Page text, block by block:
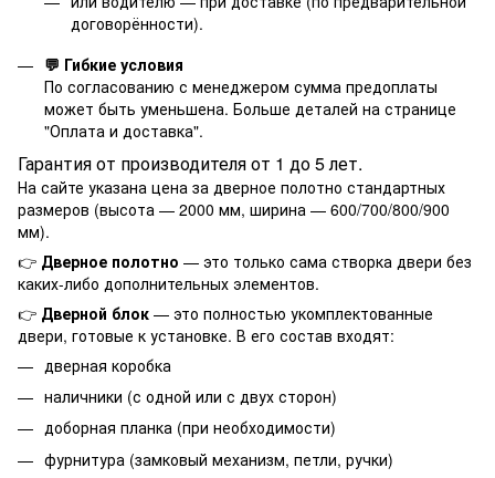
договорённости).
💬 Гибкие условия
По согласованию с менеджером сумма предоплаты
может быть уменьшена. Больше деталей на странице
"Оплата и доставка".
Гарантия от производителя от 1 до 5 лет.
На сайте указана цена за дверное полотно стандартных
размеров (высота — 2000 мм, ширина — 600/700/800/900
мм).
👉 Дверное полотно — это только сама створка двери без
каких-либо дополнительных элементов.
👉 Дверной блок — это полностью укомплектованные
двери, готовые к установке. В его состав входят:
дверная коробка
наличники (с одной или с двух сторон)
доборная планка (при необходимости)
фурнитура (замковый механизм, петли, ручки)